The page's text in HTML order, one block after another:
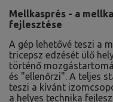
Mellkasprés - a
fejlesztése
A gép lehetővé teszi a
tricepsz edzését ülő
történő
és "ellenőrzi". A teljes
teszi a kívánt
a helyes technika